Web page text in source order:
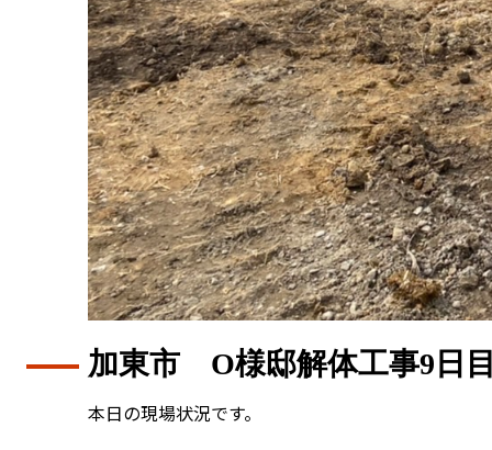
加東市 O様邸解体工事9日
本日の現場状況です。